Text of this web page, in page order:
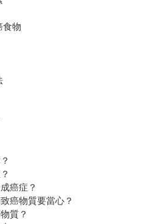
食物
癌症？
癌物質要當心？
質？